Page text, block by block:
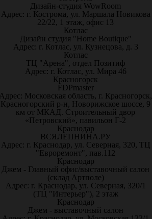
Дизайн-студия WowRoom
Адрес: г. Кострома, ул. Маршала Новикова
22/22, 1 этаж, офис 13
Котлас
Дизайн студия "Home Boutique"
Адрес: г. Котлас, ул. Кузнецова, д. 3
Котлас
ТЦ "Арена", отдел Позитиф
Адрес: г. Котлас, ул. Мира 46
Красногорск
FDPmaster
Московская область, г. Красногорск,
Красногорский р-н, Новорижское шоссе, 9
км от МКАД. Строительный двор
«Петровский», павильон Г-2
Краснодар
ВСЯЛЕПНИНА.РУ
Адрес: г. Краснодар, ул. Северная, 320, ТЦ
"Евроремонт", пав.112
Краснодар
Джем - Главный офис/выставочный салон
(склад Артполе)
Адрес: г. Краснодар, ул. Северная, 320/1
(ТЦ "Интерьер"), 2 этаж
Краснодар
Джем - выставочный салон